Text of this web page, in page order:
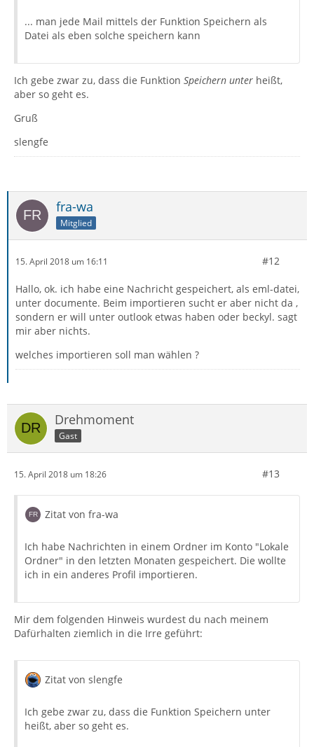
... man jede Mail mittels der Funktion Speichern als
Datei als eben solche speichern kann
Ich gebe zwar zu, dass die Funktion Speichern unter heißt,
aber so geht es.
Gruß
slengfe
fra-wa
Mitglied
15. April 2018 um 16:11 #12
Hallo, ok. ich habe eine Nachricht gespeichert, als eml-datei,
unter documente. Beim importieren sucht er aber nicht da ,
sondern er will unter outlook etwas haben oder beckyl. sagt
mir aber nichts.
welches importieren soll man wählen ?
Drehmoment
Gast
15. April 2018 um 18:26 #13
Zitat von fra-wa
Ich habe Nachrichten in einem Ordner im Konto "Lokale
Ordner" in den letzten Monaten gespeichert. Die wollte
ich in ein anderes Profil importieren.
Mir dem folgenden Hinweis wurdest du nach meinem
Dafürhalten ziemlich in die Irre geführt:
Zitat von slengfe
Ich gebe zwar zu, dass die Funktion Speichern unter
heißt, aber so geht es.